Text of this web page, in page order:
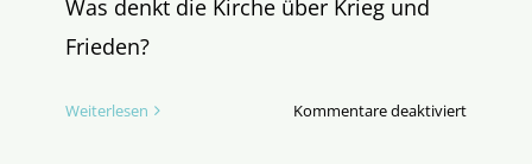
Was denkt die Kirche über Krieg und
Frieden?
Weiterlesen Kommentare deaktiviertfür